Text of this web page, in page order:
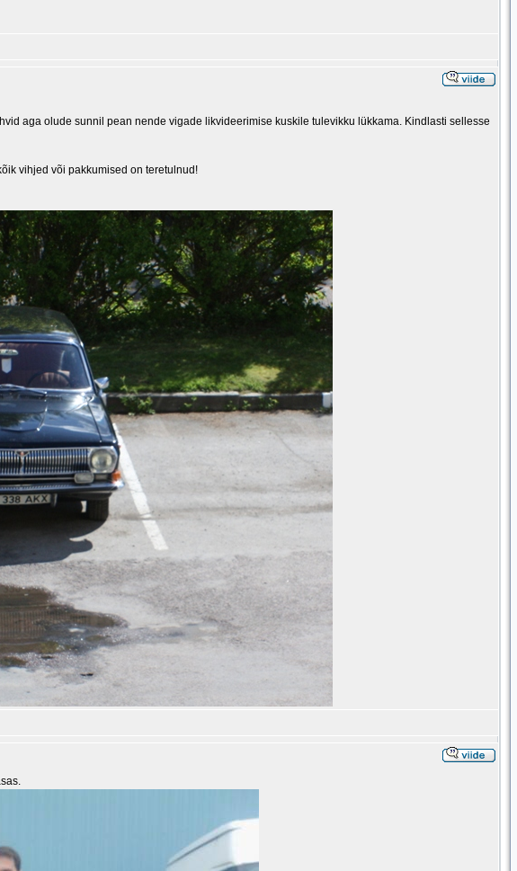
aga olude sunnil pean nende vigade likvideerimise kuskile tulevikku lükkama. Kindlasti sellesse
vihjed või pakkumised on teretulnud!